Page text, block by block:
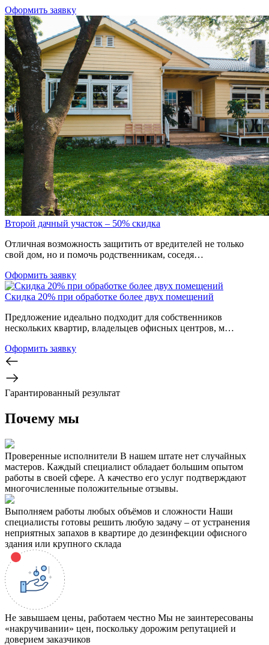
Оформить заявку
Второй дачный участок – 50% скидка
Отличная возможность защитить от вредителей не только
свой дом, но и помочь родственникам, соседя…
Оформить заявку
Скидка 20% при обработке более двух помещений
Предложение идеально подходит для собственников
нескольких квартир, владельцев офисных центров, м…
Оформить заявку
Гарантированный результат
Почему мы
Проверенные исполнители В нашем штате нет случайных
мастеров. Каждый специалист обладает большим опытом
работы в своей сфере. А качество его услуг подтверждают
многочисленные положительные отзывы.
Выполняем работы любых объёмов и сложности Наши
специалисты готовы решить любую задачу – от устранения
неприятных запахов в квартире до дезинфекции офисного
здания или крупного склада
Не завышаем цены, работаем честно Мы не заинтересованы
«накручивании» цен, поскольку дорожим репутацией и
доверием заказчиков